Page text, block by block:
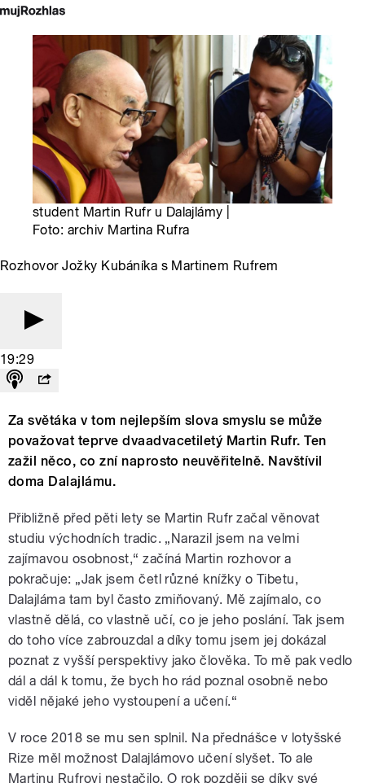
student Martin Rufr u Dalajlámy |
Foto: archiv Martina Rufra
Rozhovor Jožky Kubáníka s Martinem Rufrem
19:29
Za světáka v tom nejlepším slova smyslu se může
považovat teprve dvaadvacetiletý Martin Rufr. Ten
zažil něco, co zní naprosto neuvěřitelně. Navštívil
doma Dalajlámu.
Přibližně před pěti lety se Martin Rufr začal věnovat
studiu východních tradic. „Narazil jsem na velmi
zajímavou osobnost,“ začíná Martin rozhovor a
pokračuje: „Jak jsem četl různé knížky o Tibetu,
Dalajláma tam byl často zmiňovaný. Mě zajímalo, co
vlastně dělá, co vlastně učí, co je jeho poslání. Tak jsem
do toho více zabrouzdal a díky tomu jsem jej dokázal
poznat z vyšší perspektivy jako člověka. To mě pak vedlo
dál a dál k tomu, že bych ho rád poznal osobně nebo
viděl nějaké jeho vystoupení a učení.“
V roce 2018 se mu sen splnil. Na přednášce v lotyšské
Rize měl možnost Dalajlámovo učení slyšet. To ale
Martinu Rufrovi nestačilo. O rok později se díky své